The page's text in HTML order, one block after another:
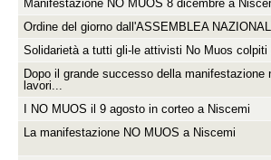
Manifestazione NO MUOS 8 dicembre a
Ordine del giorno dall'ASSEMBLEA
Solidarietà a tutti gli-le attivisti No Muos
Dopo il grande successo della
lavori...
I NO MUOS il 9 agosto in corteo a Niscemi
La manifestazione NO MUOS a Niscemi